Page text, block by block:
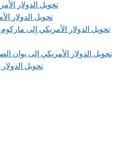
تحويل الدولار
تحويل الدولار
تحويل الدولار الأمريكي إلى
تحويل الدولار الأمريكي إلى يوان
تحويل